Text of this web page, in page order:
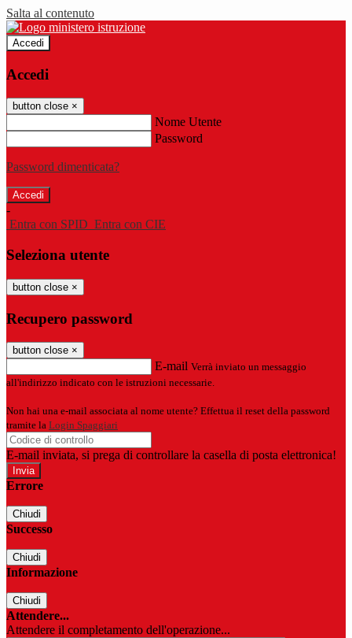
Salta al contenuto
Accedi
Accedi
button close ×
Nome Utente
Password
Password dimenticata?
-
Entra con SPID Entra con CIE
Seleziona utente
button close ×
Recupero password
button close ×
E-mail Verrà inviato un messaggio
all'indirizzo indicato con le istruzioni necessarie.
Non hai una e-mail associata al nome utente? Effettua il reset della password
tramite la Login Spaggiari
E-mail inviata, si prega di controllare la casella di posta elettronica!
Errore
Chiudi
Successo
Chiudi
Informazione
Chiudi
Attendere...
Attendere il completamento dell'operazione...